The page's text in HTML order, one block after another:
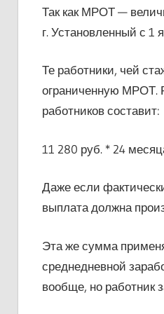
Так как МРОТ —
г. Установленный с 1
Те работники, чей
ограниченную МРОТ.
работников составит:
11 280 руб. * 24
Даже если
выплата должна
Эта же сумма
среднедневной
вообще, но работник